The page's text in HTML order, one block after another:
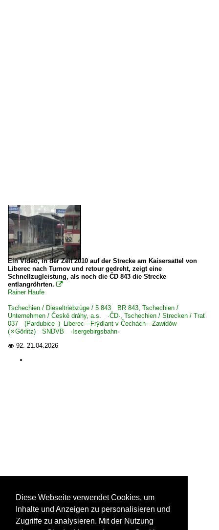
Ein Video, in der Zeit 2010 auf der Strecke am Kaisersattel von
Liberec nach Turnov und retour gedreht, zeigt eine
Schnellzugleistung, als noch die ČD 843 die Strecke
entlangröhrten. 
Rainer Haufe
Tschechien / Dieseltriebzüge / 5 843 BR 843, Tschechien /
Unternehmen / České dráhy, a.s. ·ČD·, Tschechien / Strecken / Trať
037 (Pardubice–) Liberec – Frýdlant v Čechách – Zawidów
(⨯Görlitz) SNDVB ·Isergebirgsbahn·
 92. 21.04.2026
Diese Webseite verwendet Cookies, um
Inhalte und Anzeigen zu personalisieren und
Zugriffe zu analysieren. Mit der Nutzung